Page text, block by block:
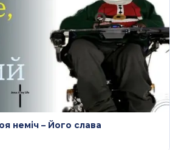
неміч – Його слава